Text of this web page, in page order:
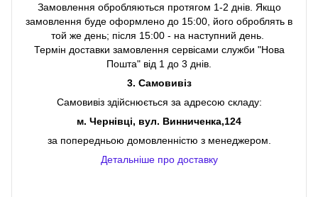
Замовлення обробляються протягом 1-2 днів. Якщо
замовлення буде оформлено до 15:00, його оброблять в
той же день; після 15:00 - на наступний день.
Термін доставки замовлення сервісами служби "Нова
Пошта" від 1 до 3 днів.
3. Самовивіз
Самовивіз здійснюється за адресою складу:
м. Чернівці, вул. Винниченка,124
за попередньою домовленністю з менеджером.
Детальніше про доставку